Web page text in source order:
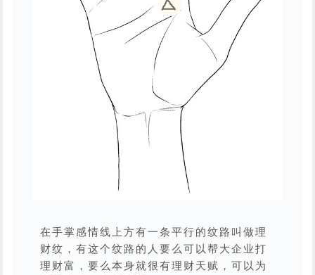
在手掌感情线上方有一条平行的纹路叫做理
财纹，有这个纹路的人要么可以帮大企业打
理财富，要么本身就很有理财天赋，可以为